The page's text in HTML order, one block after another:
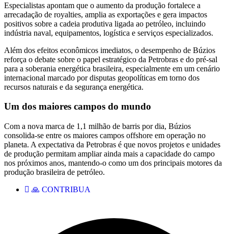
Especialistas apontam que o aumento da produção fortalece a
arrecadação de royalties, amplia as exportações e gera impactos
positivos sobre a cadeia produtiva ligada ao petróleo, incluindo
indústria naval, equipamentos, logística e serviços especializados.
Além dos efeitos econômicos imediatos, o desempenho de Búzios
reforça o debate sobre o papel estratégico da Petrobras e do pré-sal
para a soberania energética brasileira, especialmente em um cenário
internacional marcado por disputas geopolíticas em torno dos
recursos naturais e da segurança energética.
Um dos maiores campos do mundo
Com a nova marca de 1,1 milhão de barris por dia, Búzios
consolida-se entre os maiores campos offshore em operação no
planeta. A expectativa da Petrobras é que novos projetos e unidades
de produção permitam ampliar ainda mais a capacidade do campo
nos próximos anos, mantendo-o como um dos principais motores da
produção brasileira de petróleo.
🙏 CONTRIBUA